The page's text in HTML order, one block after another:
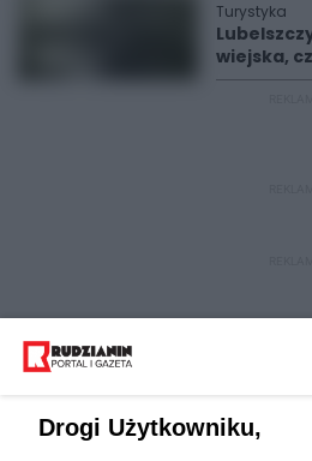
Turystyka
wiejska,
Drogi Użytkowniku,